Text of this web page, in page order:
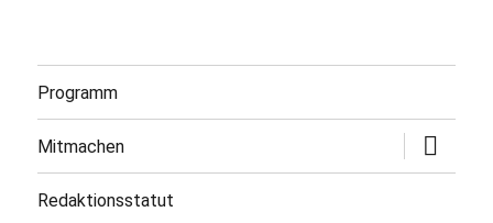
Programm
Mitmachen
öffnen
Redaktionsstatut